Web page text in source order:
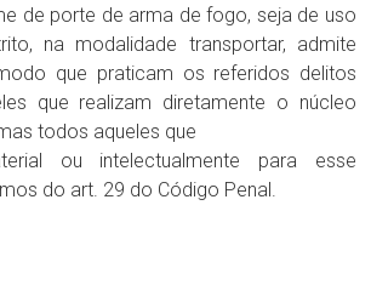
de porte de arma de fogo, seja de uso
na modalidade transportar, admite
que praticam os referidos delitos
que realizam diretamente o núcleo
todos aqueles que
ou intelectualmente para esse
do art. 29 do Código Penal.